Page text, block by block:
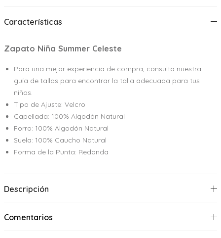
Características
Zapato Niña Summer Celeste
Para una mejor experiencia de compra, consulta nuestra
guía de tallas para encontrar la talla adecuada para tus
niños.
Tipo de Ajuste: Velcro
Capellada: 100% Algodón Natural
Forro: 100% Algodón Natural
Suela: 100% Caucho Natural
Forma de la Punta: Redonda
Descripción
Comentarios